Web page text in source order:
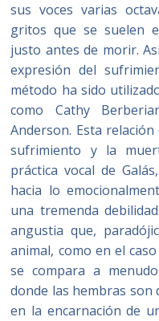
sus voces varias
gritos que se suelen
justo antes de morir.
expresión del
método ha sido
como Cathy
Anderson. Esta
sufrimiento y la
práctica vocal de
hacia lo
una tremenda
angustia que,
animal, como en el
se compara a
donde las hembras son
en la encarnación de